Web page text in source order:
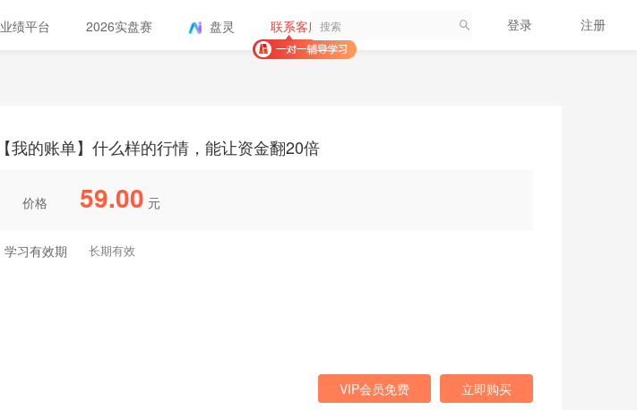
业绩平台 2026实盘赛 盘灵 联系客服 登录 注册
【我的账单】什么样的行情，能让资金翻20倍
价格 59.00 元
学习有效期 长期有效
立即购买
VIP会员免费